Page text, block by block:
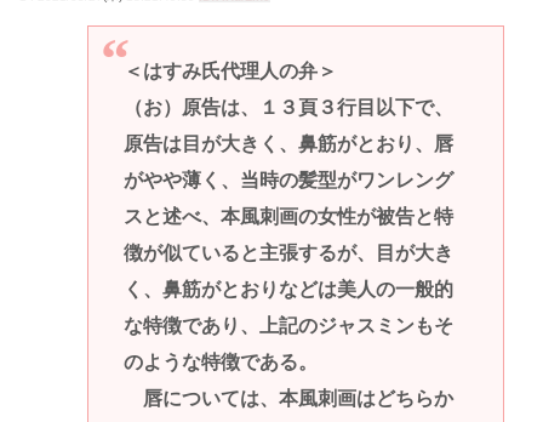
＜はすみ氏代理人の弁＞
（お）原告は、１３頁３行目以下で、
原告は目が大きく、鼻筋がとおり、唇
がやや薄く、当時の髪型がワンレング
スと述べ、本風刺画の女性が被告と特
徴が似ていると主張するが、目が大き
く、鼻筋がとおりなどは美人の一般的
な特徴であり、上記のジャスミンもそ
のような特徴である。
唇については、本風刺画はどちらか